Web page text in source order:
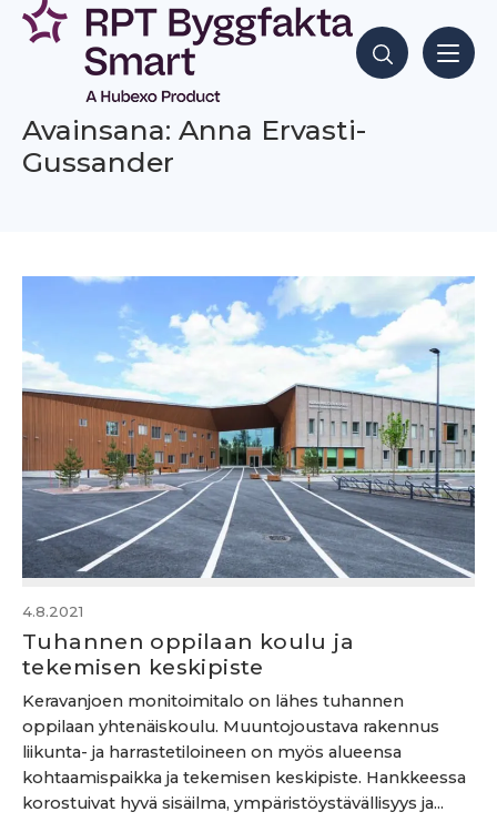
Siirry
sisältöön
Hae sisältöjä
Avainsana: Anna Ervasti-
Gussander
4.8.2021
Tuhannen oppilaan koulu ja
tekemisen keskipiste
Keravanjoen monitoimitalo on lähes tuhannen
oppilaan yhtenäiskoulu. Muuntojoustava rakennus
liikunta- ja harrastetiloineen on myös alueensa
kohtaamispaikka ja tekemisen keskipiste. Hankkeessa
korostuivat hyvä sisäilma, ympäristöystävällisyys ja...